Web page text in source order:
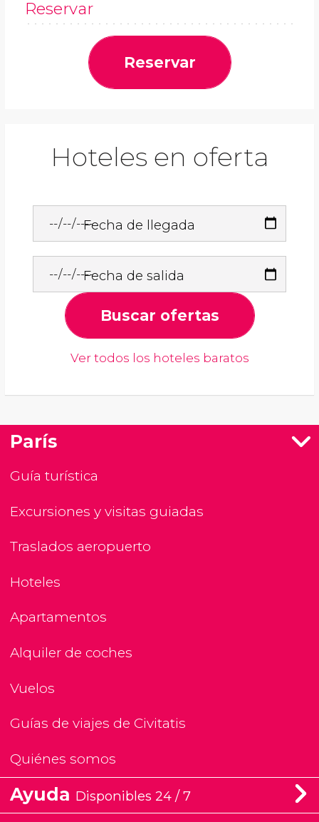
Reservar
Reservar
Hoteles en oferta
Fecha de llegada
Fecha de salida
Buscar ofertas
Ver todos los hoteles baratos
París
Guía turística
Excursiones y visitas guiadas
Traslados aeropuerto
Hoteles
Apartamentos
Alquiler de coches
Vuelos
Guías de viajes de Civitatis
Quiénes somos
Ayuda Disponibles 24 / 7